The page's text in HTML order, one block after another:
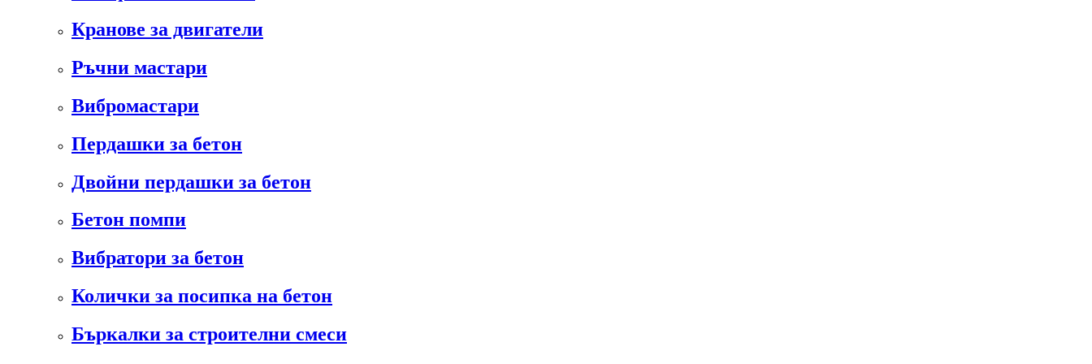
Кранове за двигатели
Ръчни мастари
Вибромастари
Пердашки за бетон
Двойни пердашки за бетон
Бетон помпи
Вибратори за бетон
Колички за посипка на бетон
Бъркалки за строителни смеси